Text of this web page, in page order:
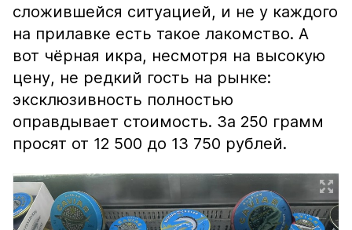
сложившейся ситуацией, и не у каждого
на прилавке есть такое лакомство. А
вот чёрная икра, несмотря на высокую
цену, не редкий гость на рынке:
эксклюзивность полностью
оправдывает стоимость. За 250 грамм
просят от 12 500 до 13 750 рублей.